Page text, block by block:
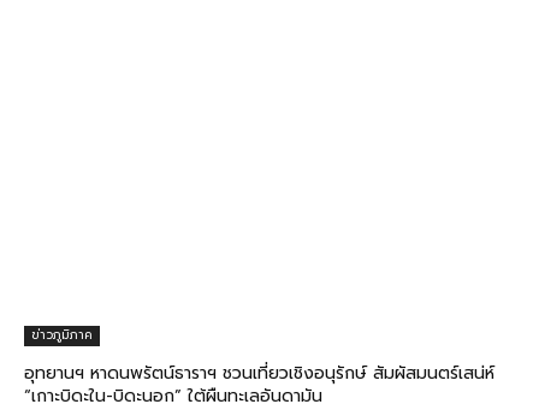
ข่าวภูมิภาค
อุทยานฯ หาดนพรัตน์ธาราฯ ชวนเที่ยวเชิงอนุรักษ์ สัมผัสมนตร์เสน่ห์
“เกาะบิดะใน-บิดะนอก” ใต้ผืนทะเลอันดามัน